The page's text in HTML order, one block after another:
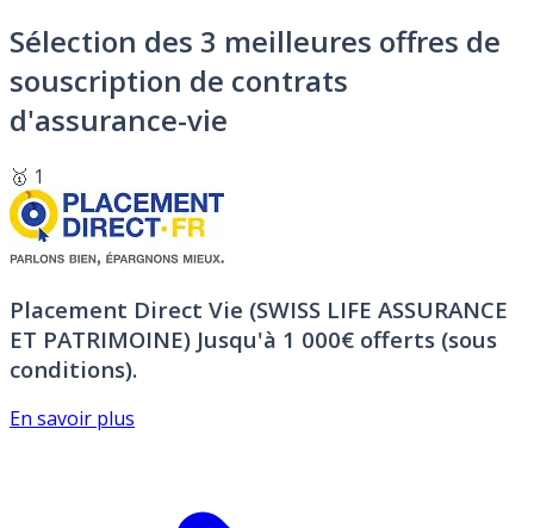
Sélection des 3 meilleures offres de
souscription de contrats
d'assurance-vie
🥇 1
Placement Direct Vie (SWISS LIFE ASSURANCE
ET PATRIMOINE) Jusqu'à 1 000€ offerts (sous
conditions).
En savoir plus